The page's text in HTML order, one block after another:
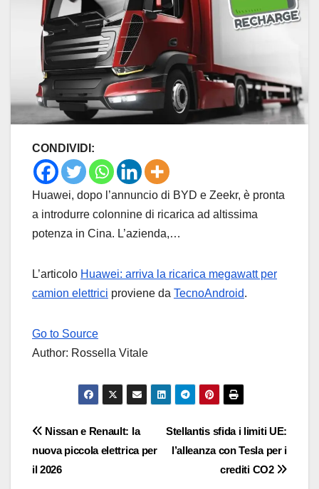
CONDIVIDI:
Huawei, dopo l’annuncio di BYD e Zeekr, è pronta
a introdurre colonnine di ricarica ad altissima
potenza in Cina. L’azienda,…
L’articolo Huawei: arriva la ricarica megawatt per
camion elettrici proviene da TecnoAndroid.
Go to Source
Author: Rossella Vitale
Navigazione
articoli
Stellantis sfida i limiti UE:
l’alleanza con Tesla per i
crediti CO2
Nissan e Renault: la
nuova piccola elettrica per
il 2026